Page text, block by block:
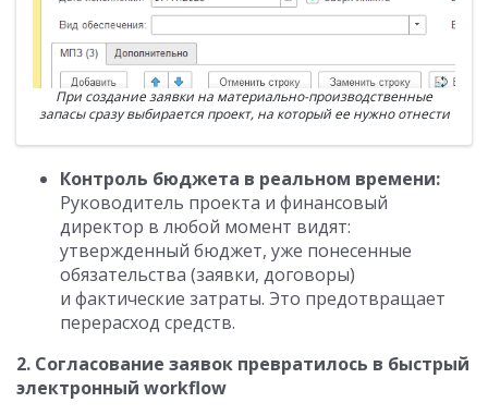
При создание заявки на материально-производственные
запасы сразу выбирается проект, на который ее нужно отнести
Контроль бюджета в реальном времени:
Руководитель проекта и финансовый
директор в любой момент видят:
утвержденный бюджет, уже понесенные
обязательства (заявки, договоры)
и фактические затраты. Это предотвращает
перерасход средств.
2. Согласование заявок превратилось в быстрый
электронный workflow